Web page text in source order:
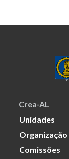
Crea-AL
Unidades
Organização
Comissões